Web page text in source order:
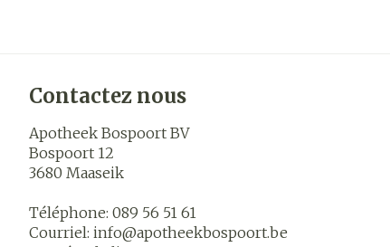
Contactez nous
Apotheek Bospoort BV
Bospoort 12
3680 Maaseik
Téléphone: 089 56 51 61
Courriel: info@apotheekbospoort.be